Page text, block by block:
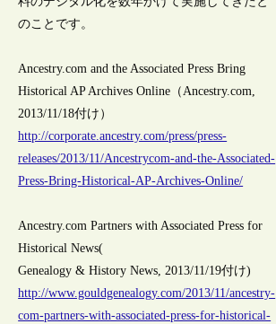
のことです。
Ancestry.com and the Associated Press Bring
Historical AP Archives Online（Ancestry.com,
2013/11/18付け）
http://corporate.ancestry.com/press/press-
releases/2013/11/Ancestrycom-and-the-Associated-
Press-Bring-Historical-AP-Archives-Online/
Ancestry.com Partners with Associated Press for
Historical News(
Genealogy & History News, 2013/11/19付け)
http://www.gouldgenealogy.com/2013/11/ancestry-
com-partners-with-associated-press-for-historical-